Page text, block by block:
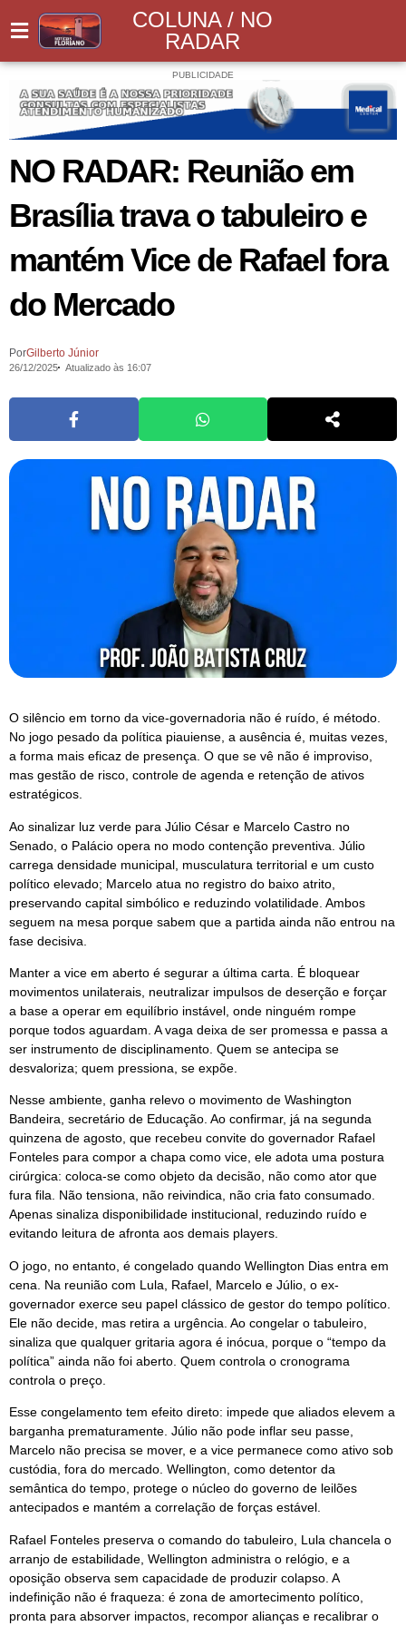
COLUNA / NO
RADAR
PUBLICIDADE
NO RADAR: Reunião em
Brasília trava o tabuleiro e
mantém Vice de Rafael fora
do Mercado
PorGilberto Júnior
26/12/2025 Atualizado às 16:07
O silêncio em torno da vice-governadoria não é ruído, é método.
No jogo pesado da política piauiense, a ausência é, muitas vezes,
a forma mais eficaz de presença. O que se vê não é improviso,
mas gestão de risco, controle de agenda e retenção de ativos
estratégicos.
Ao sinalizar luz verde para Júlio César e Marcelo Castro no
Senado, o Palácio opera no modo contenção preventiva. Júlio
carrega densidade municipal, musculatura territorial e um custo
político elevado; Marcelo atua no registro do baixo atrito,
preservando capital simbólico e reduzindo volatilidade. Ambos
seguem na mesa porque sabem que a partida ainda não entrou na
fase decisiva.
Manter a vice em aberto é segurar a última carta. É bloquear
movimentos unilaterais, neutralizar impulsos de deserção e forçar
a base a operar em equilíbrio instável, onde ninguém rompe
porque todos aguardam. A vaga deixa de ser promessa e passa a
ser instrumento de disciplinamento. Quem se antecipa se
desvaloriza; quem pressiona, se expõe.
Nesse ambiente, ganha relevo o movimento de Washington
Bandeira, secretário de Educação. Ao confirmar, já na segunda
quinzena de agosto, que recebeu convite do governador Rafael
Fonteles para compor a chapa como vice, ele adota uma postura
cirúrgica: coloca-se como objeto da decisão, não como ator que
fura fila. Não tensiona, não reivindica, não cria fato consumado.
Apenas sinaliza disponibilidade institucional, reduzindo ruído e
evitando leitura de afronta aos demais players.
O jogo, no entanto, é congelado quando Wellington Dias entra em
cena. Na reunião com Lula, Rafael, Marcelo e Júlio, o ex-
governador exerce seu papel clássico de gestor do tempo político.
Ele não decide, mas retira a urgência. Ao congelar o tabuleiro,
sinaliza que qualquer gritaria agora é inócua, porque o “tempo da
política” ainda não foi aberto. Quem controla o cronograma
controla o preço.
Esse congelamento tem efeito direto: impede que aliados elevem a
barganha prematuramente. Júlio não pode inflar seu passe,
Marcelo não precisa se mover, e a vice permanece como ativo sob
custódia, fora do mercado. Wellington, como detentor da
semântica do tempo, protege o núcleo do governo de leilões
antecipados e mantém a correlação de forças estável.
Rafael Fonteles preserva o comando do tabuleiro, Lula chancela o
arranjo de estabilidade, Wellington administra o relógio, e a
oposição observa sem capacidade de produzir colapso. A
indefinição não é fraqueza: é zona de amortecimento político,
pronta para absorver impactos, recompor alianças e recalibrar o